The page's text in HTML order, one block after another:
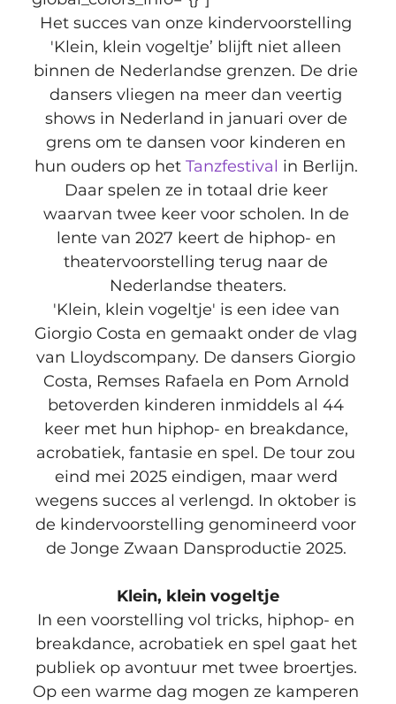
Het succes van onze kindervoorstelling
'Klein, klein vogeltje’ blijft niet alleen
binnen de Nederlandse grenzen. De drie
dansers vliegen na meer dan veertig
shows in Nederland in januari over de
grens om te dansen voor kinderen en
hun ouders op het Tanzfestival in Berlijn.
Daar spelen ze in totaal drie keer
waarvan twee keer voor scholen. In de
lente van 2027 keert de hiphop- en
theatervoorstelling terug naar de
Nederlandse theaters.
'Klein, klein vogeltje' is een idee van
Giorgio Costa en gemaakt onder de vlag
van Lloydscompany. De dansers Giorgio
Costa, Remses Rafaela en Pom Arnold
betoverden kinderen inmiddels al 44
keer met hun hiphop- en breakdance,
acrobatiek, fantasie en spel. De tour zou
eind mei 2025 eindigen, maar werd
wegens succes al verlengd. In oktober is
de kindervoorstelling genomineerd voor
de Jonge Zwaan Dansproductie 2025.
Klein, klein vogeltje
In een voorstelling vol tricks, hiphop- en
breakdance, acrobatiek en spel gaat het
publiek op avontuur met twee broertjes.
Op een warme dag mogen ze kamperen